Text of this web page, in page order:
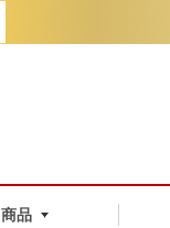
商品